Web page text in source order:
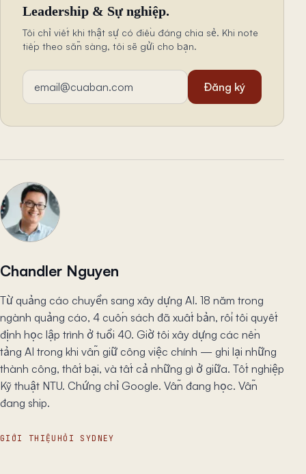
Leadership & Sự nghiệp.
Tôi chỉ viết khi thật sự có điều đáng chia sẻ. Khi note
tiếp theo sẵn sàng, tôi sẽ gửi cho bạn.
Địa chỉ email
Đăng ký
Chandler Nguyen
Từ quảng cáo chuyển sang xây dựng AI. 18 năm trong
ngành quảng cáo, 4 cuốn sách đã xuất bản, rồi tôi quyết
định học lập trình ở tuổi 40. Giờ tôi xây dựng các nền
tảng AI trong khi vẫn giữ công việc chính — ghi lại những
thành công, thất bại, và tất cả những gì ở giữa. Tốt nghiệp
Kỹ thuật NTU. Chứng chỉ Google. Vẫn đang học. Vẫn
đang ship.
GIỚI THIỆU HỎI SYDNEY